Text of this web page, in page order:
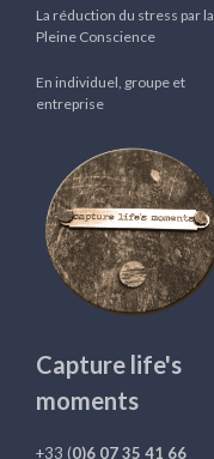
La réduction du stress par la
Pleine Conscience
En individuel, groupe et
entreprise
Capture life's
moments
+33 (0)6 07 35 41 66